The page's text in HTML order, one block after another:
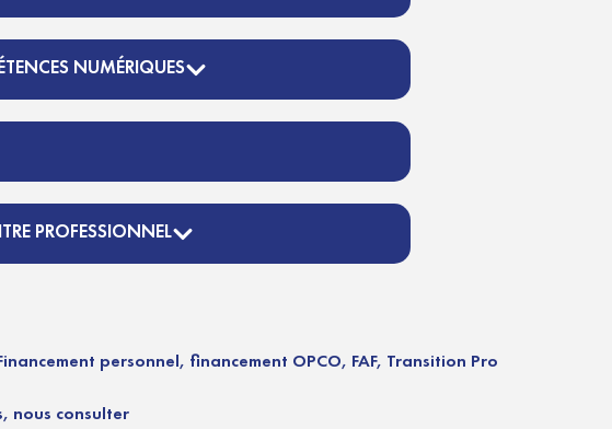
NUMÉRIQUES
PROFESSIONNEL
personnel, financement OPCO, FAF, Transition Pro
nous consulter